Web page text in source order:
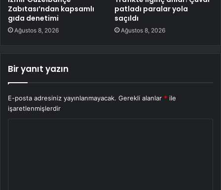
Zabıtası’ndan kapsamlı
gıda denetimi
Ağustos 8, 2026
patladı paralar yola
saçıldı
Ağustos 8, 2026
Bir yanıt yazın
E-posta adresiniz yayınlanmayacak. Gerekli alanlar * ile
işaretlenmişlerdir